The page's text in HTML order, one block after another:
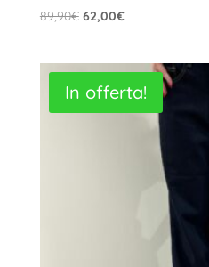
89,90€ Il
era:
89,90€.
62,00€Il
è:
62,00€.
In offerta!